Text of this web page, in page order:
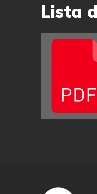
Lista